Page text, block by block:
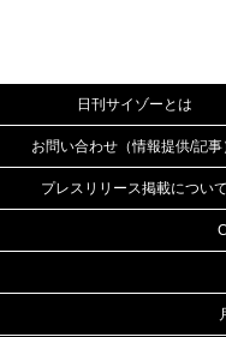
日刊サイゾーとは
お問い合わせ（情報提供/記事
プレスリリース掲載について